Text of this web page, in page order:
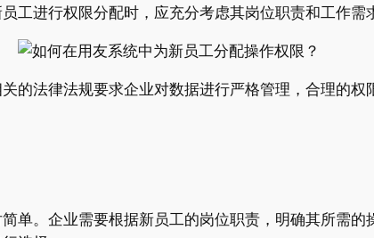
工进行权限分配时，应充分考虑其岗位职责和工作需
的法律法规要求企业对数据进行严格管理，合理的
单。企业需要根据新员工的岗位职责，明确其所需的